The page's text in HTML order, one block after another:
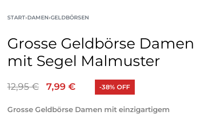
START›DAMEN›GELDBÖRSEN
Grosse Geldbörse Damen
mit Segel Malmuster
12,95€ 7,99 € -38% OFF
Grosse Geldbörse Damen mit einzigartigem